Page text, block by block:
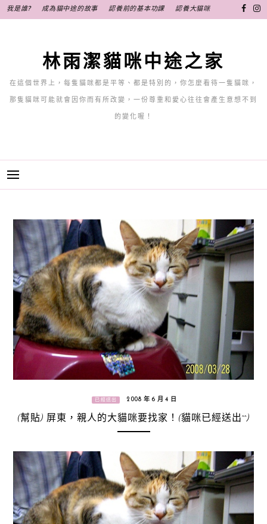
至
我是誰? 成為貓中途的故事 認養前的基本功課 認養大貓咪
林雨潔貓咪中途之家
在這個世界上，每隻貓咪都是平等、都是特別的，你怎麼看待一隻貓咪，
那隻貓咪可能就會因你而有所改變，一份尊重和愛心往往會產生意想不到
的變化喔！
已經送出 2008 年 6 月 4 日
(幫貼) 屏東，親人的大貓咪要找家！(貓咪已經送出^^)